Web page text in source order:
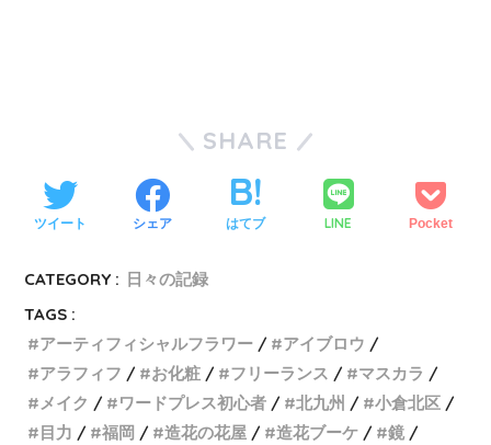
SHARE
ツイート シェア はてブ LINE Pocket
CATEGORY : 日々の記録
TAGS :
アーティフィシャルフラワー
アイブロウ
アラフィフ
お化粧 フリーランス
マスカラ
メイク
ワードプレス初心者 北九州
小倉北区
目力
福岡 造花の花屋 造花ブーケ
鏡